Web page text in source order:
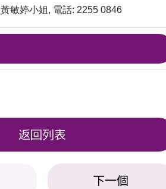
黃敏婷小姐, 電話: 2255 0846
返回列表
下一個